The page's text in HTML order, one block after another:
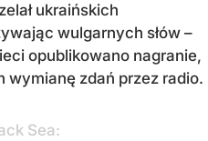
ukraińskich
wulgarnych słów –
opublikowano nagranie,
wymianę zdań przez radio.
Sea: